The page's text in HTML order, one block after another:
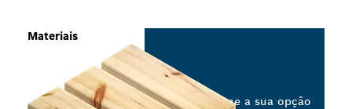
Materiais
Selecione a sua opção